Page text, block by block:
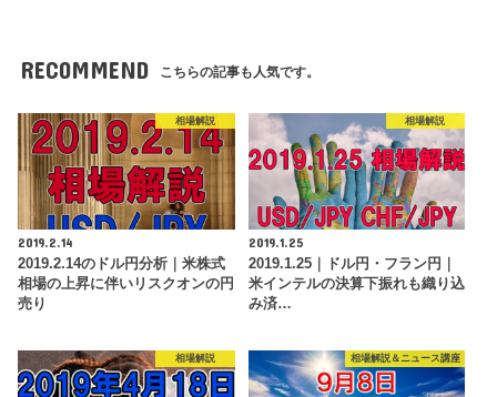
RECOMMEND こちらの記事も人気です。
相場解説
2019.2.14
2019.2.14のドル円分析｜米株式
相場の上昇に伴いリスクオンの円
売り
相場解説
2019.1.25
2019.1.25｜ドル円・フラン円｜
米インテルの決算下振れも織り込
み済…
相場解説 相場解説＆ニュース講座